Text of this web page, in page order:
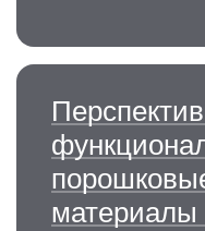
материалы